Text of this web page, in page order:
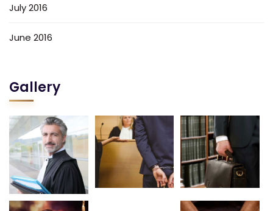
July 2016
June 2016
Gallery